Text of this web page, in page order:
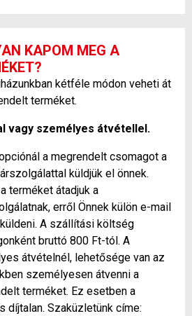
KAPOM MEG A
kétféle módon veheti át
terméket.
vagy személyes átvétellel.
a megrendelt csomagot a
küldjük el önnek.
terméket átadjuk a
erről Önnek külön e-mail
A szállítási költség
bruttó 800 Ft-tól. A
átvételnél, lehetősége van az
személyesen átvenni a
terméket. Ez esetben a
díjtalan. Szaküzletünk címe: